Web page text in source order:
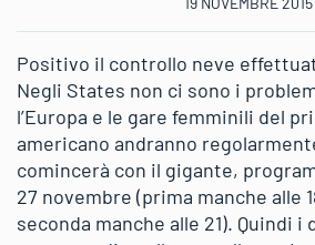
Positivo il controllo neve
Negli States non ci sono i
l’Europa e le gare femminili del
americano andranno
comincerà con il gigante,
27 novembre (prima manche alle
seconda manche alle 21). Quindi i